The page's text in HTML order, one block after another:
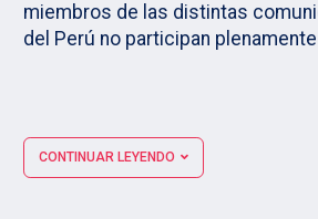
miembros de las distintas
del Perú no participan
CONTINUAR LEYENDO